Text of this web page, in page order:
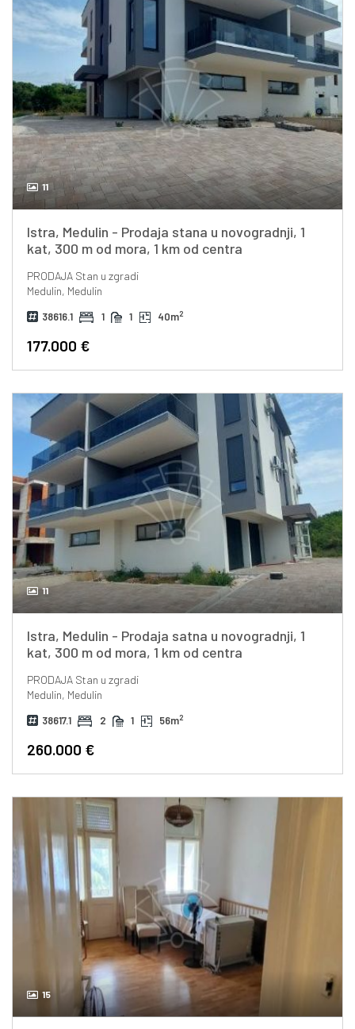
11
Istra, Medulin - Prodaja stana u novogradnji, 1
kat, 300 m od mora, 1 km od centra
PRODAJAStan u zgradi
Medulin, Medulin
38616.1 1 1 40m2
177.000 €
11
Istra, Medulin - Prodaja satna u novogradnji, 1
kat, 300 m od mora, 1 km od centra
PRODAJAStan u zgradi
Medulin, Medulin
38617.1 2 1 56m2
260.000 €
15